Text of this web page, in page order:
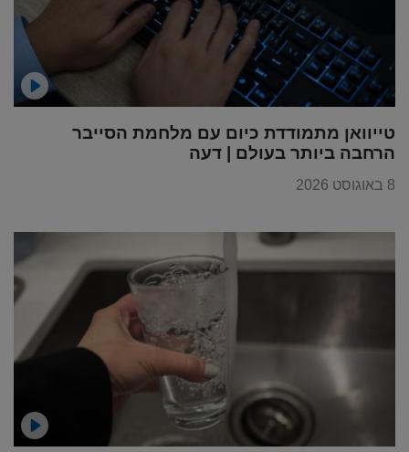
טייוואן מתמודדת כיום עם מלחמת הסייבר
הרחבה ביותר בעולם | דעה
8 באוגוסט 2026